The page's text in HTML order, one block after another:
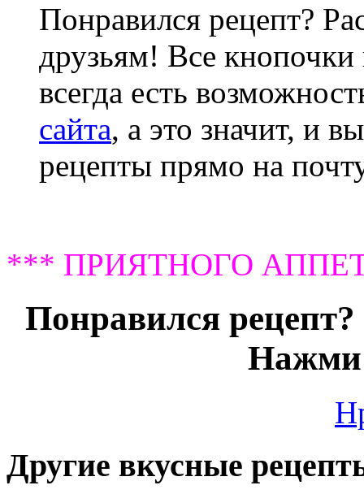
Понравился рецепт?
друзьям! Все кнопочки
всегда есть
сайта, а это значит, и
рецепты прямо на
*** ПРИЯТНОГО
Понравился
Нажми
Другие вкусные